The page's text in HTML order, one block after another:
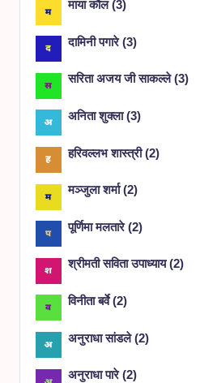
माया कौल(3)
दामिनी पगारे(3)
सरिता अजय जी साकल्ले(3)
अनिता शुक्ला(3)
हरिवल्लभ शास्त्री(2)
मञ्जुला शर्मा(2)
पूर्णिमा मलतारे(2)
श्रीमती सविता उपाध्याय(2)
विनीता बर्वे(2)
अनुराधा सांडले(2)
अनुराधा पारे(2)